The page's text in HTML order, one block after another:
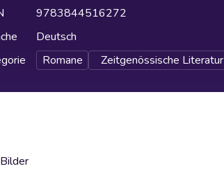
9783844516272
Deutsch
Romane Zeitgenössische Literatur